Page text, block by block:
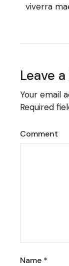
viverra
Leave
Your email
Required
Comment
Name *